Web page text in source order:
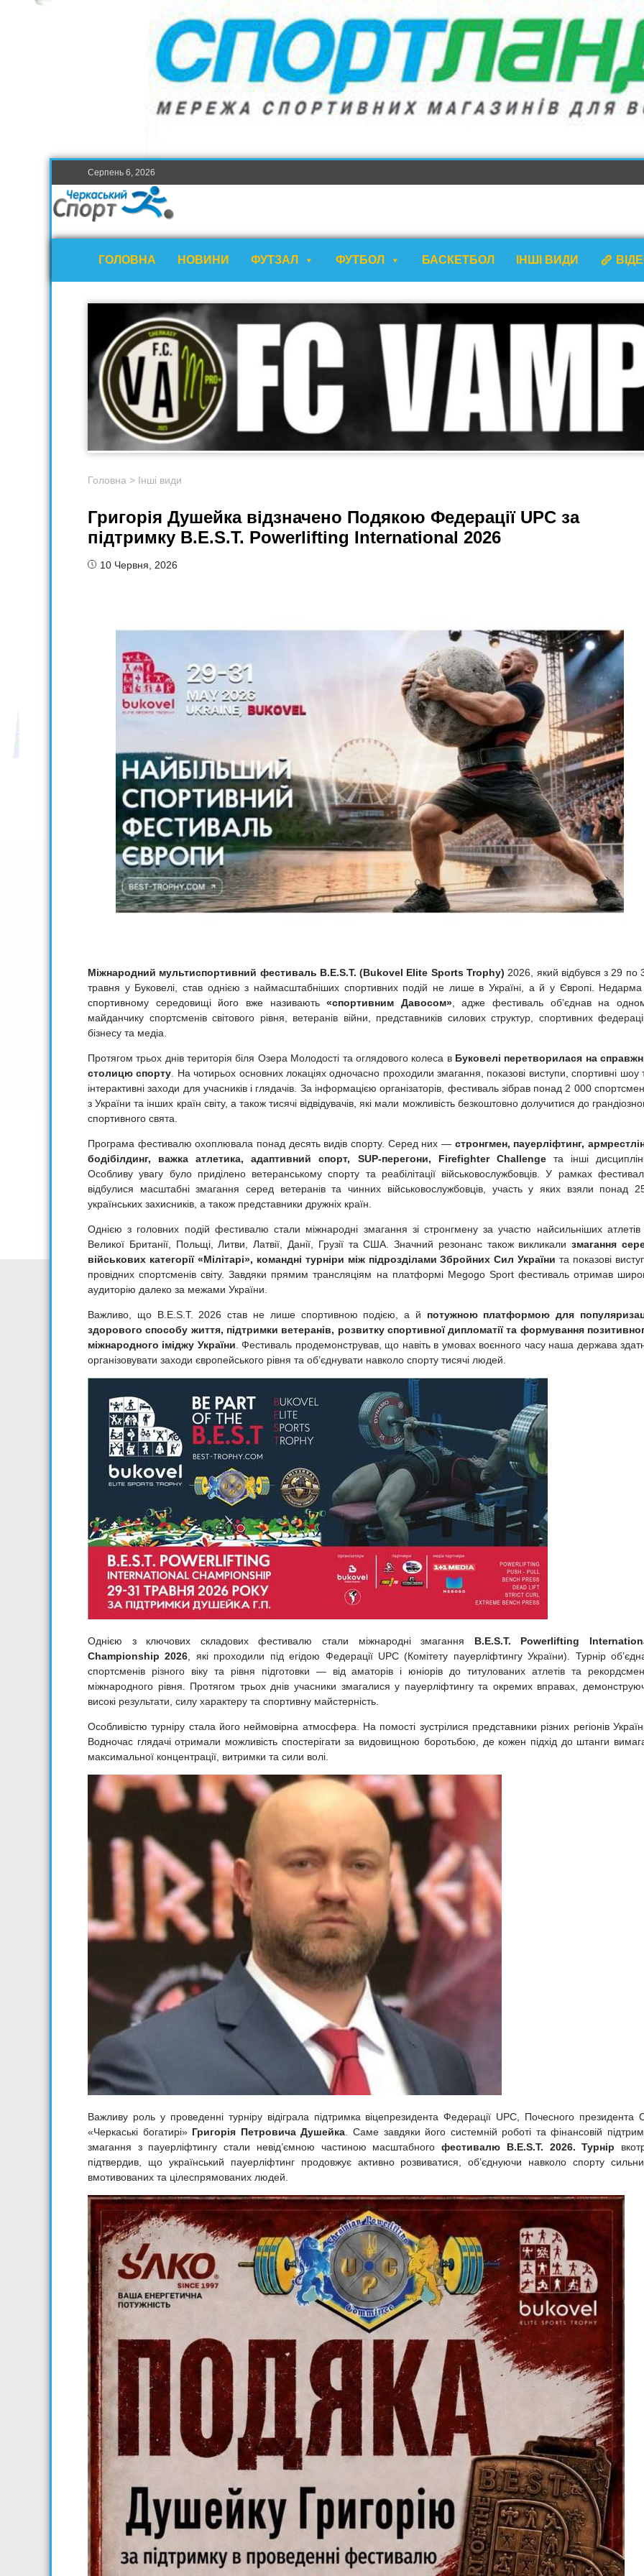
Серпень 6, 2026
ГОЛОВНА НОВИНИ ФУТЗАЛ ФУТБОЛ БАСКЕТБОЛ ІНШІ ВИДИ
Головна > Інші види
Григорія Душейка відзначено Подякою Федерації UPC за
підтримку B.E.S.T. Powerlifting International 2026
10 Червня, 2026
Міжнародний мультиспортивний фестиваль B.E.S.T. (Bukovel Elite Sports Trophy) 2026, який відбувся з 29 по
травня у Буковелі, став однією з наймасштабніших спортивних подій не лише в Україні, а й у Європі.
спортивному середовищі його вже називають«спортивним Давосом», адже фестиваль об’єднав на
майданчику спортсменів світового рівня, ветеранів війни, представників силових структур, спортивних
бізнесу та медіа.
Протягом трьох днів територія біля Озера Молодості та оглядового колеса в Буковелі перетворилася на
столицю спорту . На чотирьох основних локаціях одночасно проходили змагання, показові виступи, спортивні шоу
інтерактивні заходи для учасників і глядачів. За інформацією організаторів, фестиваль зібрав понад 2 000
з України та інших країн світу, а також тисячі відвідувачів, які мали можливість безкоштовно долучитися до
спортивного свята.
Програма фестивалю охоплювала понад десять видів спорту. Серед них — стронгмен, пауерліфтинг,
бодібілдинг, важка атлетика, адаптивний спорт, SUP-перегони, Firefighter Challengeта інші
Особливу увагу було приділено ветеранському спорту та реабілітації військовослужбовців. У рамках
відбулися масштабні змагання серед ветеранів та чинних військовослужбовців, участь у яких взяли понад
українських захисників, а також представники дружніх країн.
Однією з головних подій фестивалю стали міжнародні змагання зі стронгмену за участю найсильніших атлетів
Великої Британії, Польщі, Литви, Латвії, Данії, Грузії та США. Значний резонанс також викликализмагання
військових категорії «Мілітарі», командні турніри між підрозділами Збройних Сил України та показові
провідних спортсменів світу. Завдяки прямим трансляціям на платформі Megogo Sport фестиваль отримав
аудиторію далеко за межами України.
Важливо, що B.E.S.T. 2026 став не лише спортивною подією, а й потужною платформою для
здорового способу життя, підтримки ветеранів, розвитку спортивної дипломатії та формування
міжнародного іміджу України . Фестиваль продемонстрував, що навіть в умовах воєнного часу наша держава
організовувати заходи європейського рівня та об’єднувати навколо спорту тисячі людей.
Однією з ключових складових фестивалю стали міжнародні змагання B.E.S.T. Powerlifting
Championship 2026 , які проходили під егідою Федерації UPC (Комітету пауерліфтингу України). Турнір
спортсменів різного віку та рівня підготовки — від аматорів і юніорів до титулованих атлетів та
міжнародного рівня. Протягом трьох днів учасники змагалися у пауерліфтингу та окремих вправах,
високі результати, силу характеру та спортивну майстерність.
Особливістю турніру стала його неймовірна атмосфера. На помості зустрілися представники різних регіонів
Водночас глядачі отримали можливість спостерігати за видовищною боротьбою, де кожен підхід до штанги
максимальної концентрації, витримки та сили волі.
Важливу роль у проведенні турніру відіграла підтримка віцепрезидента Федерації UPC, Почесного президента
«Черкаські богатирі» Григорія Петровича Душейка . Саме завдяки його системній роботі та фінансовій
змагання з пауерліфтингу стали невід’ємною частиною масштабногофестивалю B.E.S.T. 2026. Турнір
підтвердив, що український пауерліфтинг продовжує активно розвиватися, об’єднуючи навколо спорту
вмотивованих та цілеспрямованих людей.